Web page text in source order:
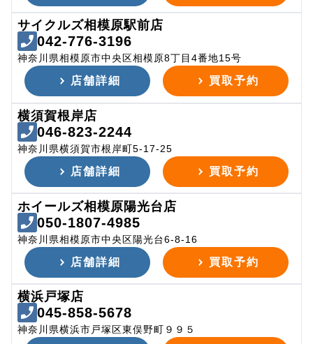
サイクルズ相模原駅前店
042-776-3196
神奈川県相模原市中央区相模原8丁目4番地15号
店舗詳細 買取予約
横須賀根岸店
046-823-2244
神奈川県横須賀市根岸町5-17-25
店舗詳細 買取予約
ホイールズ相模原陽光台店
050-1807-4985
神奈川県相模原市中央区陽光台6-8-16
店舗詳細 買取予約
横浜戸塚店
045-858-5678
神奈川県横浜市戸塚区東俣野町９９５